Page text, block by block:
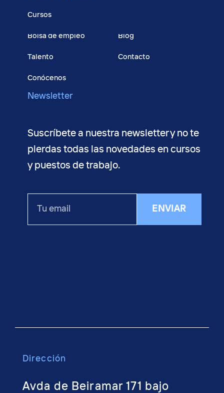
Cursos
Bolsa de empleo
Talento
Conócenos
Blog
Contacto
Newsletter
Suscríbete a nuestra newsletter y no te
pierdas todas las novedades en cursos
y puestos de trabajo.
ENVIAR
Dirección
Avda de Beiramar 171 bajo